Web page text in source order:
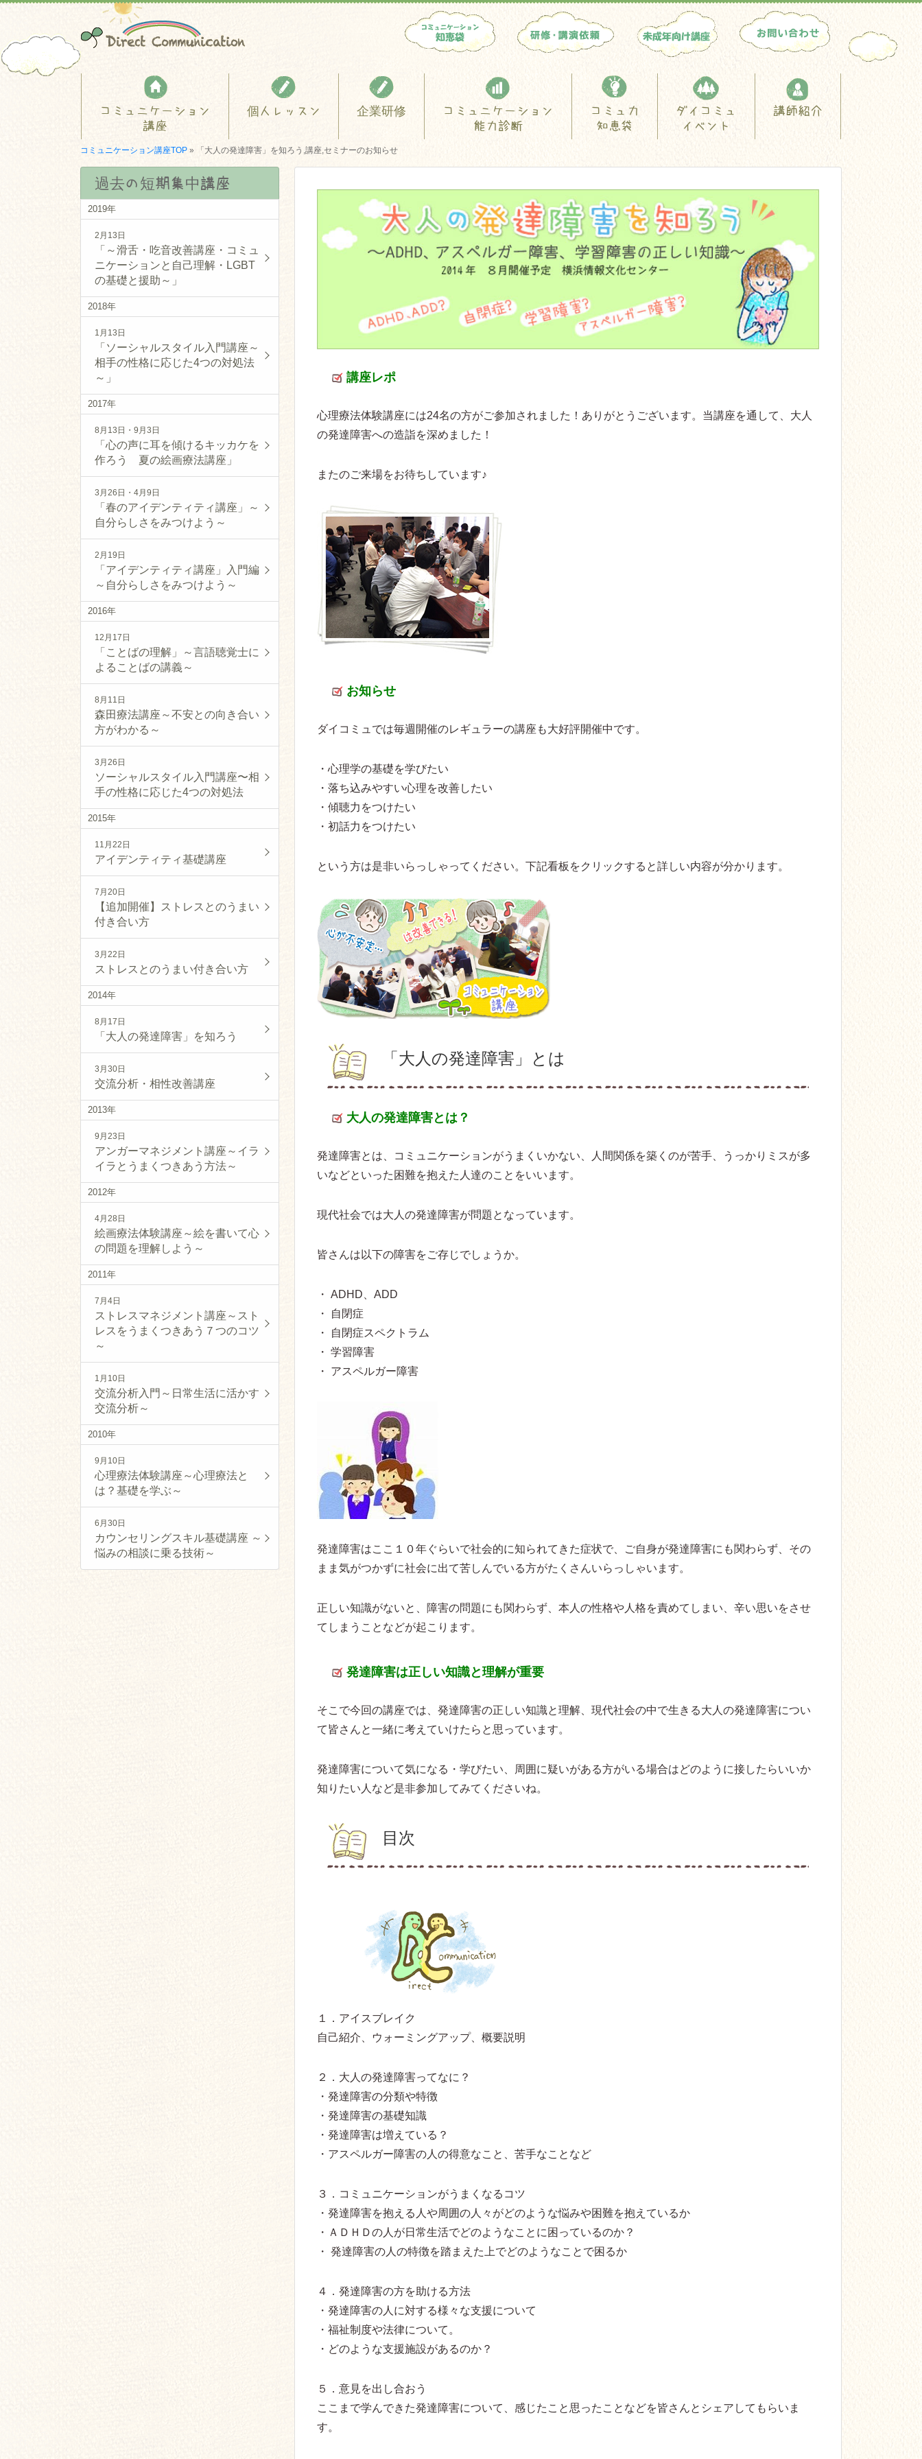
コミュニケーション
講座
個人レッスン 企業研修
コミュニケーション
能力診断
コミュ力
知恵袋
ダイコミュ
イベント
講師紹介
コミュニケーション講座TOP » 「大人の発達障害」を知ろう,講座,セミナーのお知らせ
講座レポ
心理療法体験講座には24名の方がご参加されました！ありがとうございます。当講座を通して、大人
の発達障害への造詣を深めました！
またのご来場をお待ちしています♪
お知らせ
ダイコミュでは毎週開催のレギュラーの講座も大好評開催中です。
・心理学の基礎を学びたい
・落ち込みやすい心理を改善したい
・傾聴力をつけたい
・初話力をつけたい
という方は是非いらっしゃってください。下記看板をクリックすると詳しい内容が分かります。
「大人の発達障害」とは
大人の発達障害とは？
発達障害とは、コミュニケーションがうまくいかない、人間関係を築くのが苦手、うっかりミスが多
いなどといった困難を抱えた人達のことをいいます。
現代社会では大人の発達障害が問題となっています。
皆さんは以下の障害をご存じでしょうか。
・ ADHD、ADD
・ 自閉症
・ 自閉症スペクトラム
・ 学習障害
・ アスペルガー障害
発達障害はここ１０年ぐらいで社会的に知られてきた症状で、ご自身が発達障害にも関わらず、その
まま気がつかずに社会に出て苦しんでいる方がたくさんいらっしゃいます。
正しい知識がないと、障害の問題にも関わらず、本人の性格や人格を責めてしまい、辛い思いをさせ
てしまうことなどが起こります。
発達障害は正しい知識と理解が重要
そこで今回の講座では、発達障害の正しい知識と理解、現代社会の中で生きる大人の発達障害につい
て皆さんと一緒に考えていけたらと思っています。
発達障害について気になる・学びたい、周囲に疑いがある方がいる場合はどのように接したらいいか
知りたい人など是非参加してみてくださいね。
目次
１．アイスブレイク
自己紹介、ウォーミングアップ、概要説明
２．大人の発達障害ってなに？
・発達障害の分類や特徴
・発達障害の基礎知識
・発達障害は増えている？
・アスペルガー障害の人の得意なこと、苦手なことなど
３．コミュニケーションがうまくなるコツ
・発達障害を抱える人や周囲の人々がどのような悩みや困難を抱えているか
・ＡＤＨＤの人が日常生活でどのようなことに困っているのか？
・ 発達障害の人の特徴を踏まえた上でどのようなことで困るか
４．発達障害の方を助ける方法
・発達障害の人に対する様々な支援について
・福祉制度や法律について。
・どのような支援施設があるのか？
５．意見を出し合おう
ここまで学んできた発達障害について、感じたこと思ったことなどを皆さんとシェアしてもらいま
す。
過去の短期集中講座
2019年
2月13日
「～滑舌・吃音改善講座・コミュ
ニケーションと自己理解・LGBT
の基礎と援助～」
2018年
1月13日
「ソーシャルスタイル入門講座～
相手の性格に応じた4つの対処法
～」
2017年
8月13日・9月3日
「心の声に耳を傾けるキッカケを
作ろう 夏の絵画療法講座」
3月26日・4月9日
「春のアイデンティティ講座」～
自分らしさをみつけよう～
2月19日
「アイデンティティ講座」入門編
～自分らしさをみつけよう～
2016年
12月17日
「ことばの理解」～言語聴覚士に
よることばの講義～
8月11日
森田療法講座～不安との向き合い
方がわかる～
3月26日
ソーシャルスタイル入門講座〜相
手の性格に応じた4つの対処法
2015年
11月22日
アイデンティティ基礎講座
7月20日
【追加開催】ストレスとのうまい
付き合い方
3月22日
ストレスとのうまい付き合い方
2014年
8月17日
「大人の発達障害」を知ろう
3月30日
交流分析・相性改善講座
2013年
9月23日
アンガーマネジメント講座～イラ
イラとうまくつきあう方法～
2012年
4月28日
絵画療法体験講座～絵を書いて心
の問題を理解しよう～
2011年
7月4日
ストレスマネジメント講座～スト
レスをうまくつきあう７つのコツ
～
1月10日
交流分析入門～日常生活に活かす
交流分析～
2010年
9月10日
心理療法体験講座～心理療法と
は？基礎を学ぶ～
6月30日
カウンセリングスキル基礎講座 ～
悩みの相談に乗る技術～